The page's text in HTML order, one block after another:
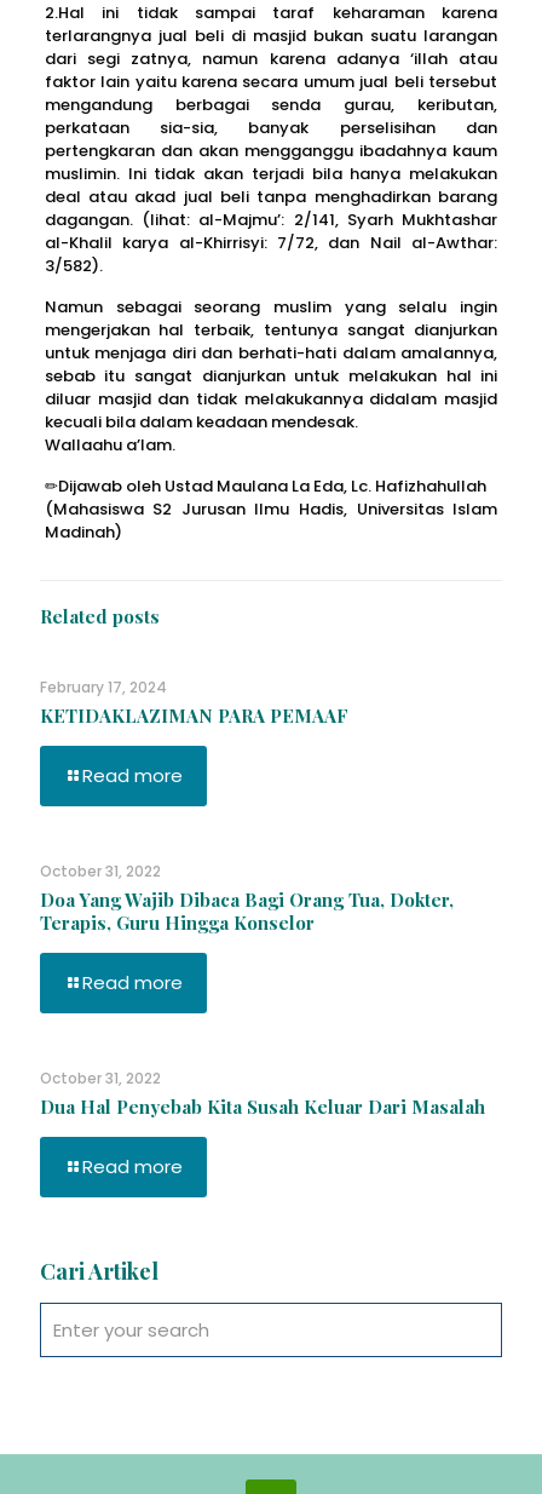
2.Hal ini tidak sampai taraf keharaman karena
terlarangnya jual beli di masjid bukan suatu larangan
dari segi zatnya, namun karena adanya ‘illah atau
faktor lain yaitu karena secara umum jual beli tersebut
mengandung berbagai senda gurau, keributan,
perkataan sia-sia, banyak perselisihan dan
pertengkaran dan akan mengganggu ibadahnya kaum
muslimin. Ini tidak akan terjadi bila hanya melakukan
deal atau akad jual beli tanpa menghadirkan barang
dagangan. (lihat: al-Majmu’: 2/141, Syarh Mukhtashar
al-Khalil karya al-Khirrisyi: 7/72, dan Nail al-Awthar:
3/582).
Namun sebagai seorang muslim yang selalu ingin
mengerjakan hal terbaik, tentunya sangat dianjurkan
untuk menjaga diri dan berhati-hati dalam amalannya,
sebab itu sangat dianjurkan untuk melakukan hal ini
diluar masjid dan tidak melakukannya didalam masjid
kecuali bila dalam keadaan mendesak.
Wallaahu a’lam.
✏Dijawab oleh Ustad Maulana La Eda, Lc. Hafizhahullah
(Mahasiswa S2 Jurusan Ilmu Hadis, Universitas Islam
Madinah)
Related posts
February 17, 2024
KETIDAKLAZIMAN PARA PEMAAF
Read more
October 31, 2022
Doa Yang Wajib Dibaca Bagi Orang Tua, Dokter,
Terapis, Guru Hingga Konselor
Read more
October 31, 2022
Dua Hal Penyebab Kita Susah Keluar Dari Masalah
Read more
Cari Artikel